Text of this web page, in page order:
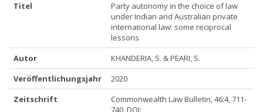
Titel
Party autonomy in the choice of law
under Indian and Australian private
international law: some reciprocal
lessons
Autor
KHANDERIA, S. & PEARI, S.
Veröffentlichungsjahr
2020
Zeitschrift
Commonwealth Law Bulletin, 46:4, 711-
740, DOI: